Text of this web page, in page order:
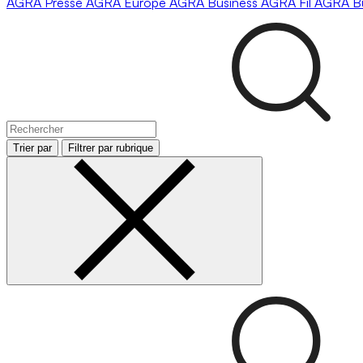
Trier par Filtrer par rubrique